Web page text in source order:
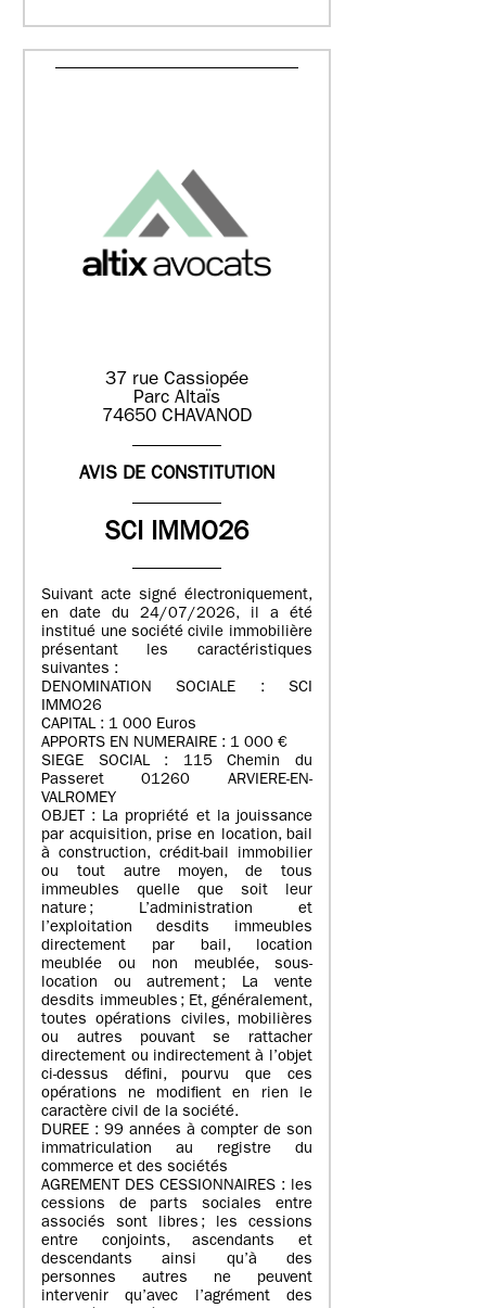
37 rue Cassiopée
Parc Altaïs
74650 CHAVANOD
AVIS DE CONSTITUTION
SCI IMMO26
Suivant acte signé électroniquement,
en date du 24/07/2026, il a été
institué une société civile immobilière
présentant les caractéristiques
suivantes :
DENOMINATION SOCIALE : SCI
IMMO26
CAPITAL : 1 000 Euros
APPORTS EN NUMERAIRE : 1 000 €
SIEGE SOCIAL : 115 Chemin du
Passeret 01260 ARVIERE-EN-
VALROMEY
OBJET : La propriété et la jouissance
par acquisition, prise en location, bail
à construction, crédit-bail immobilier
ou tout autre moyen, de tous
immeubles quelle que soit leur
nature ; L’administration et
l’exploitation desdits immeubles
directement par bail, location
meublée ou non meublée, sous-
location ou autrement ; La vente
desdits immeubles ; Et, généralement,
toutes opérations civiles, mobilières
ou autres pouvant se rattacher
directement ou indirectement à l’objet
ci-dessus défini, pourvu que ces
opérations ne modifient en rien le
caractère civil de la société.
DUREE : 99 années à compter de son
immatriculation au registre du
commerce et des sociétés
AGREMENT DES CESSIONNAIRES : les
cessions de parts sociales entre
associés sont libres ; les cessions
entre conjoints, ascendants et
descendants ainsi qu’à des
personnes autres ne peuvent
intervenir qu’avec l’agrément des